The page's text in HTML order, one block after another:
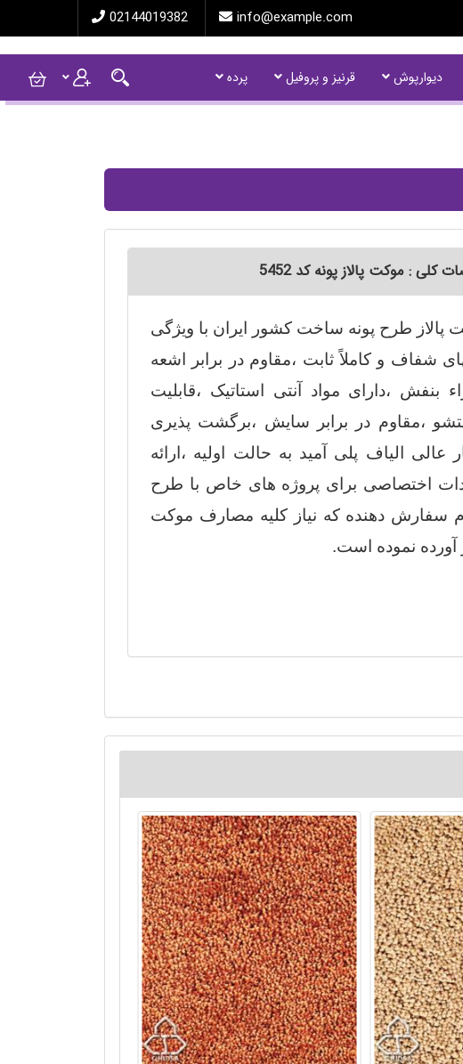
info@example.com
02144019382
دیوارپوش قرنیز و پروفیل پرده
کلی : موکت پالاز پونه کد 5452
پالاز طرح پونه ساخت کشور ایران با ویژگی
شفاف و کاملاً ثابت ،مقاوم در برابر اشعه
بنفش ،دارای مواد آنتی استاتیک ،قابلیت
،مقاوم در برابر سایش ،برگشت پذیری
عالی الیاف پلی آمید به حالت اولیه ،ارائه
اختصاصی برای پروژه های خاص با طرح
سفارش دهنده که نیاز کلیه مصارف موکت
آورده نموده است.